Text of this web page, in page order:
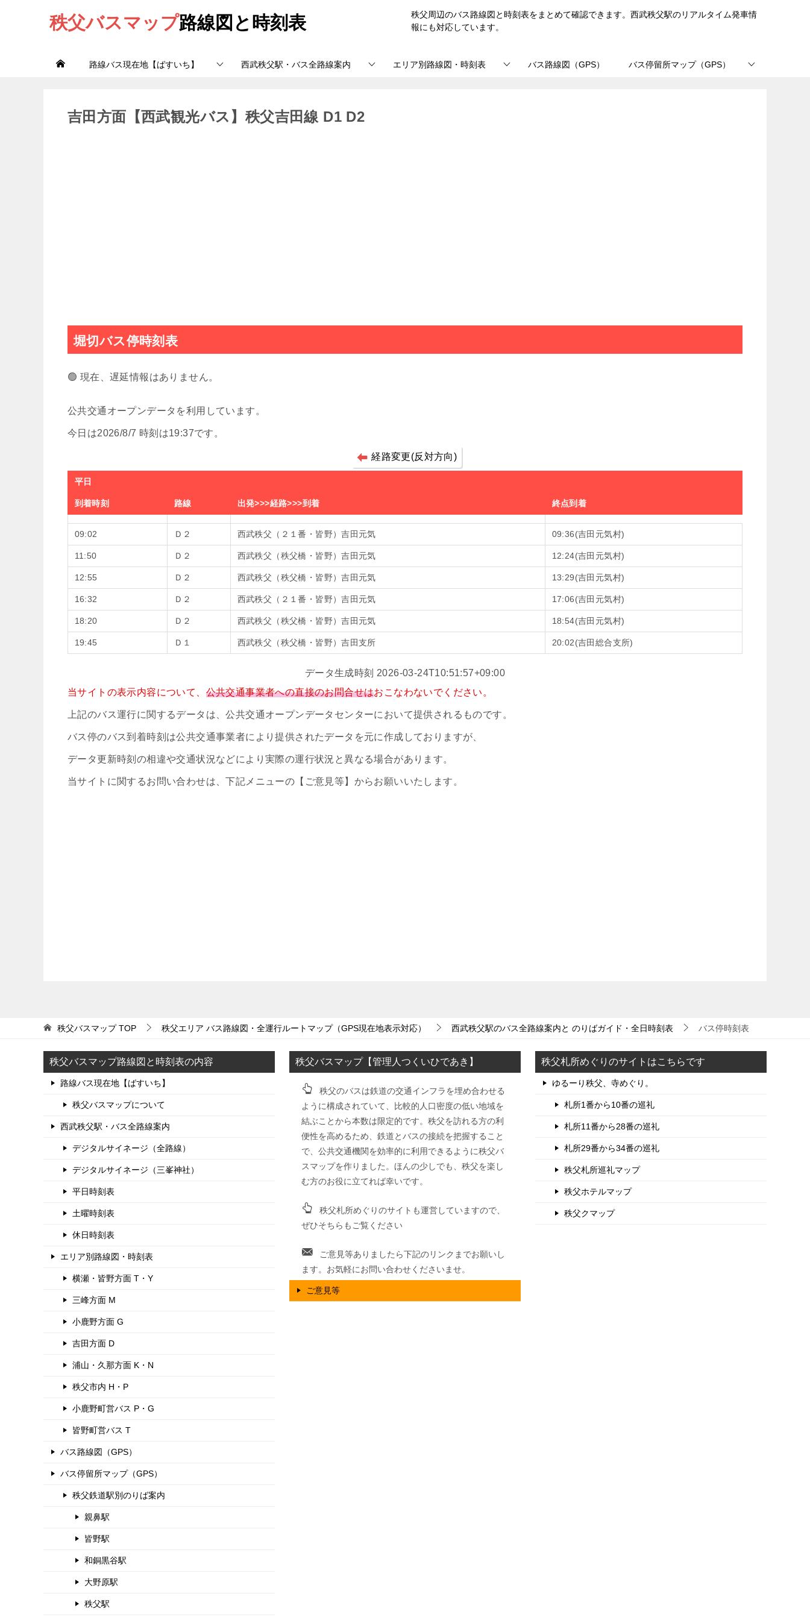
秩父バスマップ路線図と時刻表
秩父周辺のバス路線図と時刻表をまとめて確認できます。西武秩父駅のリアルタイム発車情
報にも対応しています。
路線バス現在地【ばすいち】 西武秩父駅・バス全路線案内 エリア別路線図・時刻表 バス路線図（GPS） バス停留所マップ（GPS）
吉田方面【西武観光バス】秩父吉田線 D1 D2
堀切バス停時刻表
🟢 現在、遅延情報はありません。
公共交通オープンデータを利用しています。
今日は2026/8/7 時刻は19:37です。
経路変更(反対方向)
平日
到着時刻 路線 出発>>>経路>>>到着 終点到着
09:02 Ｄ２ 西武秩父（２１番・皆野）吉田元気 09:36(吉田元気村)
11:50 Ｄ２ 西武秩父（秩父橋・皆野）吉田元気 12:24(吉田元気村)
12:55 Ｄ２ 西武秩父（秩父橋・皆野）吉田元気 13:29(吉田元気村)
16:32 Ｄ２ 西武秩父（２１番・皆野）吉田元気 17:06(吉田元気村)
18:20 Ｄ２ 西武秩父（秩父橋・皆野）吉田元気 18:54(吉田元気村)
19:45 Ｄ１ 西武秩父（秩父橋・皆野）吉田支所 20:02(吉田総合支所)
データ生成時刻 2026-03-24T10:51:57+09:00
当サイトの表示内容について、 公共交通事業者への直接のお問合せはおこなわないでください。
上記のバス運行に関するデータは、公共交通オープンデータセンターにおいて提供されるものです。
バス停のバス到着時刻は公共交通事業者により提供されたデータを元に作成しておりますが、
データ更新時刻の相違や交通状況などにより実際の運行状況と異なる場合があります。
当サイトに関するお問い合わせは、下記メニューの【ご意見等】からお願いいたします。
秩父バスマップTOP 秩父エリア バス路線図・全運行ルートマップ（GPS現在地表示対応） 西武秩父駅のバス全路線案内と のりばガイド・全日時刻表 バス停時刻表
秩父バスマップ路線図と時刻表の内容
路線バス現在地【ばすいち】
秩父バスマップについて
西武秩父駅・バス全路線案内
デジタルサイネージ（全路線）
デジタルサイネージ（三峯神社）
平日時刻表
土曜時刻表
休日時刻表
エリア別路線図・時刻表
横瀬・皆野方面 T・Y
三峰方面 M
小鹿野方面 G
吉田方面 D
浦山・久那方面 K・N
秩父市内 H・P
小鹿野町営バス P・G
皆野町営バス T
バス路線図（GPS）
バス停留所マップ（GPS）
秩父鉄道駅別のりば案内
親鼻駅
皆野駅
和銅黒谷駅
大野原駅
秩父駅
秩父バスマップ【管理人つくいひであき】
秩父のバスは鉄道の交通インフラを埋め合わせる
ように構成されていて、比較的人口密度の低い地域を
結ぶことから本数は限定的です。秩父を訪れる方の利
便性を高めるため、鉄道とバスの接続を把握すること
で、公共交通機関を効率的に利用できるように秩父バ
スマップを作りました。ほんの少しでも、秩父を楽し
む方のお役に立てれば幸いです。
秩父札所めぐりのサイトも運営していますので、
ぜひそちらもご覧ください
ご意見等ありましたら下記のリンクまでお願いし
ます。お気軽にお問い合わせくださいませ。
ご意見等
秩父札所めぐりのサイトはこちらです
ゆるーり秩父、寺めぐり。
札所1番から10番の巡礼
札所11番から28番の巡礼
札所29番から34番の巡礼
秩父札所巡礼マップ
秩父ホテルマップ
秩父クマップ